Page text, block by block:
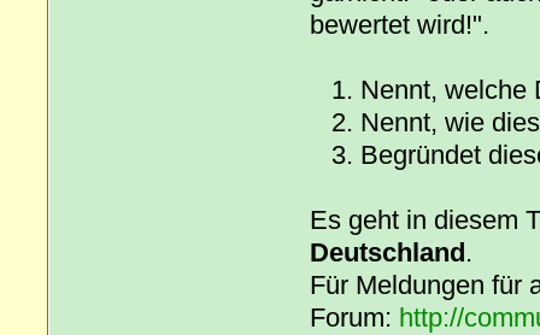
bewertet wird!".
1. Nennt, welche
2. Nennt, wie
3. Begründet
Es geht in diesem
Deutschland.
Für Meldungen für
Forum: http://